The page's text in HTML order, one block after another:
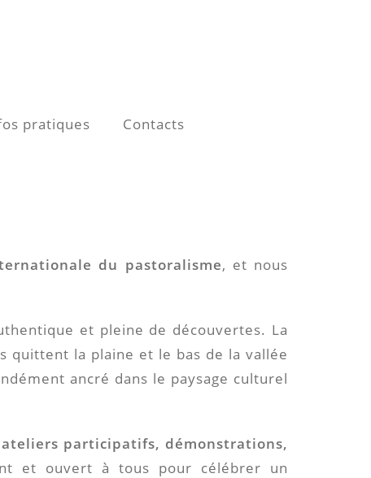
pratiques Contacts
du pastoralisme, et nous
et pleine de découvertes. La
quittent la plaine et le bas de la vallée
ancré dans le paysage culturel
participatifs, démonstrations,
et ouvert à tous pour célébrer un